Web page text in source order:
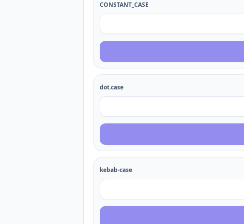
CONSTANT_CASE
dot.case
kebab-case